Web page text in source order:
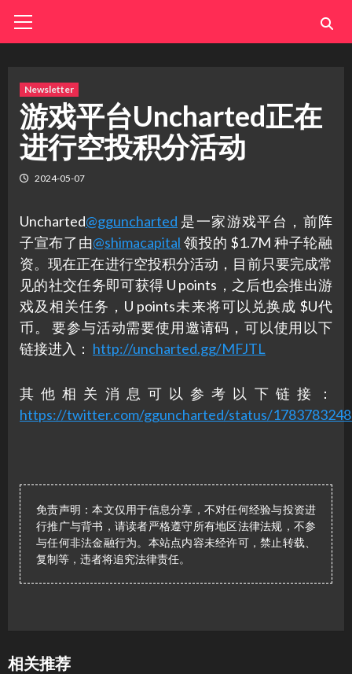
Menu
Newsletter
游戏平台Uncharted正在
进行空投积分活动
2024-05-07
Uncharted@gguncharted 是一家游戏平台，前阵
子宣布了由@shimacapital 领投的 $1.7M 种子轮融
资。现在正在进行空投积分活动，目前只要完成常
见的社交任务即可获得 U points，之后也会推出游
戏及相关任务，U points未来将可以兑换成 $U代
币。 要参与活动需要使用邀请码，可以使用以下
链接进入： http://uncharted.gg/MFJTL
其他相关消息可以参考以下链接：
https://twitter.com/gguncharted/status/
免责声明：本文仅用于信息分享，不对任何经验与投资进
行推广与背书，请读者严格遵守所有地区法律法规，不参
与任何非法金融行为。本站点内容未经许可，禁止转载、
复制等，违者将追究法律责任。
相关推荐